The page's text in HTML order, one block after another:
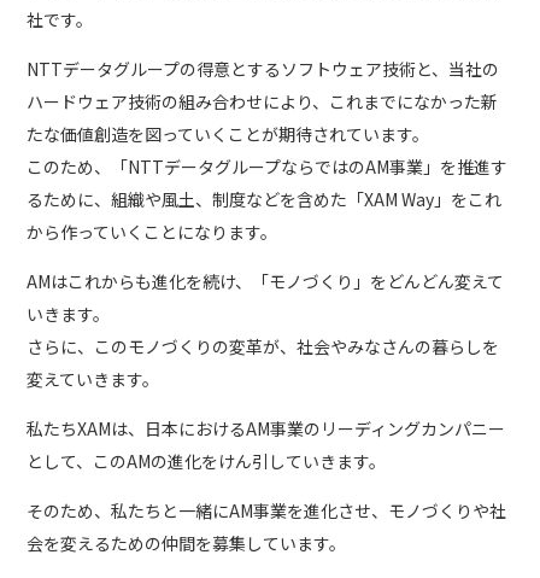
社です。
NTTデータグループの得意とするソフトウェア技術と、当社の
ハードウェア技術の組み合わせにより、これまでになかった新
たな価値創造を図っていくことが期待されています。
このため、「NTTデータグループならではのAM事業」を推進す
るために、組織や風土、制度などを含めた「XAM Way」をこれ
から作っていくことになります。
AMはこれからも進化を続け、「モノづくり」をどんどん変えて
いきます。
さらに、このモノづくりの変革が、社会やみなさんの暮らしを
変えていきます。
私たちXAMは、日本におけるAM事業のリーディングカンパニー
として、このAMの進化をけん引していきます。
そのため、私たちと一緒にAM事業を進化させ、モノづくりや社
会を変えるための仲間を募集しています。